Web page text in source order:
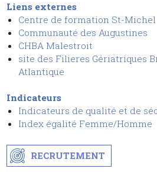
Liens externes
Centre de formation St-Michel
Communauté des Augustines
CHBA Malestroit
site des Filieres Gériatriques
Atlantique
Indicateurs
Indicateurs de qualité et de
Index égalité Femme/Homme
RECRUTEMENT